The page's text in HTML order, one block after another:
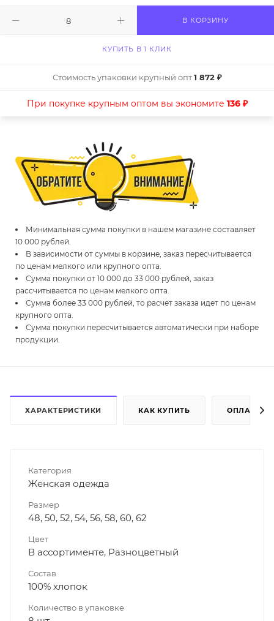
В КОРЗИНУ
КУПИТЬ В 1 КЛИК
Стоимость упаковки крупный опт1 872 ₽
При покупке крупным оптом вы экономите 136 ₽
Минимальная сумма покупки в нашем магазине составляет
10 000 рублей.
В зависимости от суммы в корзине, заказ пересчитывается
по ценам мелкого или крупного опта.
Сумма покупки от 10 000 до 33 000 рублей, заказ
рассчитывается по ценам мелкого опта.
Сумма более 33 000 рублей, то расчет заказа идет по ценам
крупного опта.
Сумма покупки пересчитывается автоматически при наборе
продукции.
ХАРАКТЕРИСТИКИ КАК КУПИТЬ ОПЛАТА
Категория
Женская одежда
Размер
48, 50, 52, 54, 56, 58, 60, 62
Цвет
В ассортименте, Разноцветный
Состав
100% хлопок
Количество в упаковке